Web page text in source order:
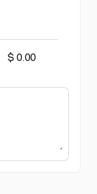
$ 0.00